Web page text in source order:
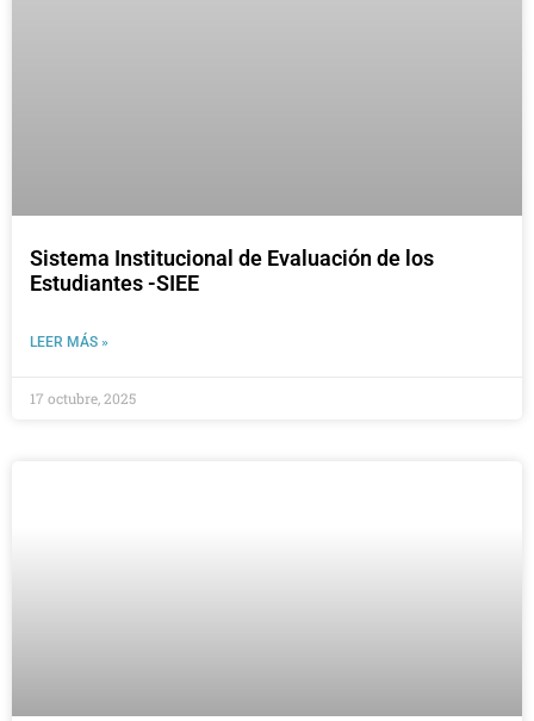
Sistema Institucional de Evaluación de los
Estudiantes -SIEE
LEER MÁS »
17 octubre, 2025